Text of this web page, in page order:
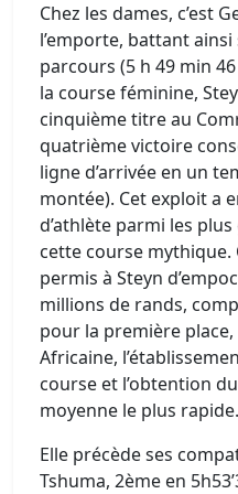
Chez les dames, c’est
l’emporte, battant
parcours (5 h 49 min
la course féminine,
cinquième titre au
quatrième victoire
ligne d’arrivée en un
montée). Cet exploit a
d’athlète parmi les
cette course
permis à Steyn
millions de rands,
pour la première
Africaine,
course et l’obtention
moyenne le plus rapide.
Elle précède ses
Tshuma, 2ème en